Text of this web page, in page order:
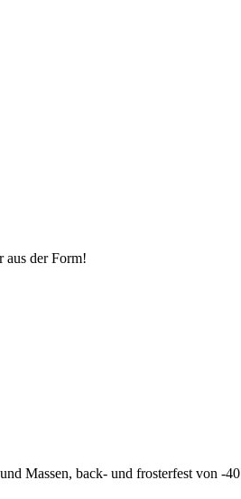
aus der Form!
Massen, back- und frosterfest von -